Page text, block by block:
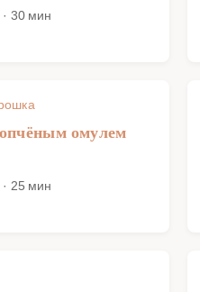
30 мин
омулем
25 мин